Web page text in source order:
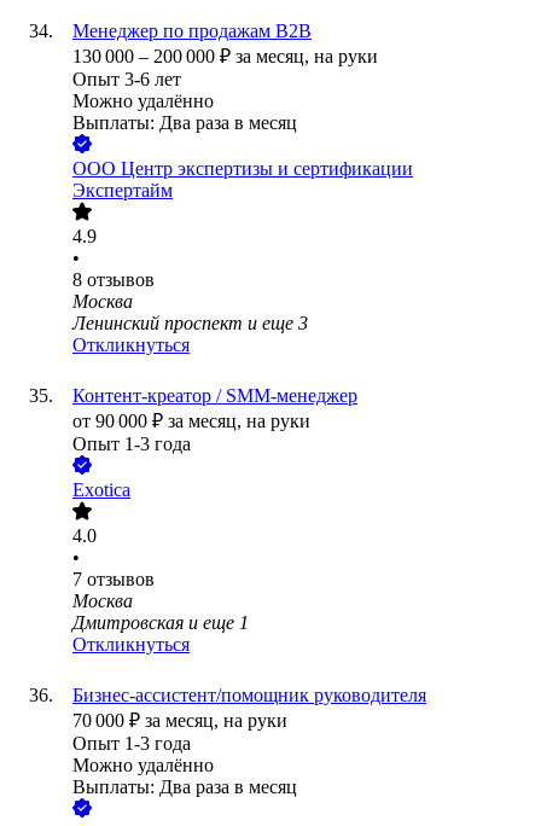
Менеджер по продажам B2B
130 000 – 200 000 ₽ за месяц, на руки
Опыт 3-6 лет
Можно удалённо
Выплаты: Два раза в месяц
ООО Центр экспертизы и сертификации
Экспертайм
4.9
•
8 отзывов
Москва
Ленинский проспект и еще 3
Откликнуться
Контент-креатор / SMM-менеджер
от 90 000 ₽ за месяц, на руки
Опыт 1-3 года
Exotica
4.0
•
7 отзывов
Москва
Дмитровская и еще 1
Откликнуться
Бизнес-ассистент/помощник руководителя
70 000 ₽ за месяц, на руки
Опыт 1-3 года
Можно удалённо
Выплаты: Два раза в месяц